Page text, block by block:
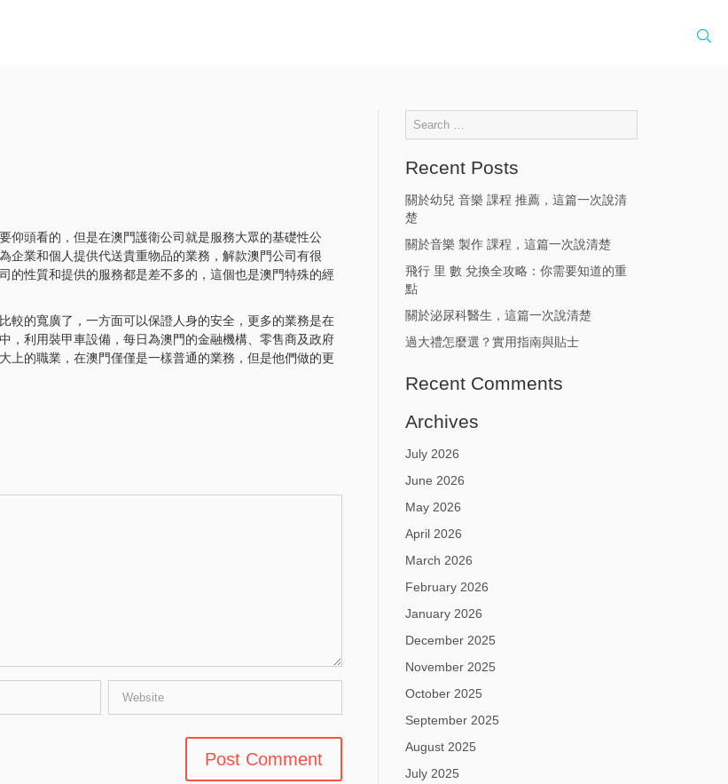
仰頭看的，但是在澳門護衛公司就是服務大眾的基礎性公
企業和個人提供代送貴重物品的業務，解款澳門公司有很
的性質和提供的服務都是差不多的，這個也是澳門特殊的經
較的寬廣了，一方面可以保證人身的安全，更多的業務是在
，利用裝甲車設備，每日為澳門的金融機構、零售商及政府
上的職業，在澳門僅僅是一樣普通的業務，但是他們做的更
Recent Posts
關於幼兒 音樂 課程 推薦，這篇一次說清
楚
關於音樂 製作 課程，這篇一次說清楚
飛行 里 數 兌換全攻略：你需要知道的重
點
關於泌尿科醫生，這篇一次說清楚
過大禮怎麼選？實用指南與貼士
Recent Comments
Archives
July 2026
June 2026
May 2026
April 2026
March 2026
February 2026
January 2026
December 2025
November 2025
October 2025
September 2025
August 2025
July 2025